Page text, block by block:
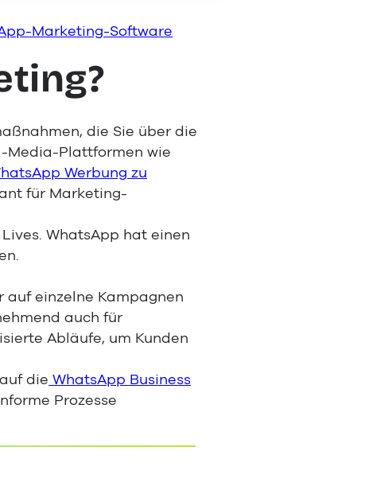
Marketing-Software
die Sie über die
Media-Plattformen wie
Werbung zu
für Marketing-
WhatsApp hat einen
einzelne Kampagnen
auch für
Abläufe, um Kunden
die WhatsApp Business
Prozesse